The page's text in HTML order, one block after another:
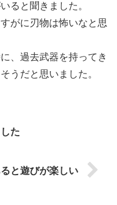
ると聞きました。
がに刃物は怖いなと思
、過去武器を持ってき
うだと思いました。
た
と遊びが楽しい